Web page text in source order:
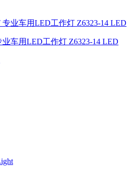
业车用LED工作灯 Z6323-14 LED